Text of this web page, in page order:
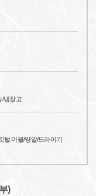
/냉장고
털 이불/양말/드라이기
)